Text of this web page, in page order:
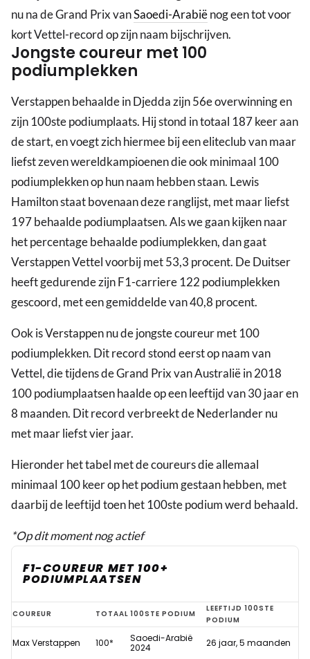
nu na de Grand Prix vanSaoedi-Arabiënog een tot voor
kort Vettel-record op zijn naam bijschrijven.
Jongste coureur met 100
podiumplekken
Verstappen behaalde in Djedda zijn 56e overwinning en
zijn 100ste podiumplaats. Hij stond in totaal 187 keer aan
de start, en voegt zich hiermee bij een eliteclub van maar
liefst zeven wereldkampioenen die ook minimaal 100
podiumplekken op hun naam hebben staan. Lewis
Hamilton staat bovenaan deze ranglijst, met maar liefst
197 behaalde podiumplaatsen. Als we gaan kijken naar
het percentage behaalde podiumplekken, dan gaat
Verstappen Vettel voorbij met 53,3 procent. De Duitser
heeft gedurende zijn F1-carriere 122 podiumplekken
gescoord, met een gemiddelde van 40,8 procent.
Ook is Verstappen nu de jongste coureur met 100
podiumplekken. Dit record stond eerst op naam van
Vettel, die tijdens de Grand Prix van Australië in 2018
100 podiumplaatsen haalde op een leeftijd van 30 jaar en
8 maanden. Dit record verbreekt de Nederlander nu
met maar liefst vier jaar.
Hieronder het tabel met de coureurs die allemaal
minimaal 100 keer op het podium gestaan hebben, met
daarbij de leeftijd toen het 100ste podium werd behaald.
*Op dit moment nog actief
F1-COUREUR MET 100+
PODIUMPLAATSEN
Verstappen
verplettert
F1-
COUREUR TOTAAL 100STE PODIUM
LEEFTIJD 100STE
PODIUM
Max Verstappen 100*
Saoedi-Arabië
2024
26 jaar, 5 maanden